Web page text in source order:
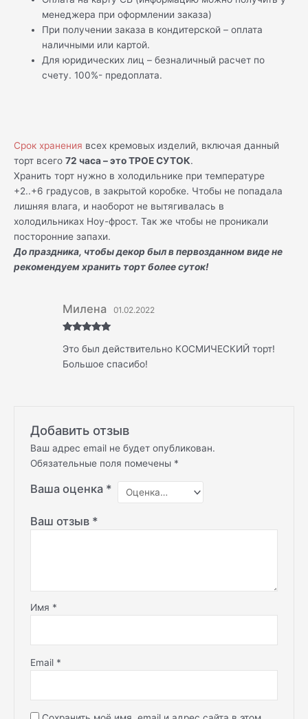
менеджера при оформлении заказа)
При получении заказа в кондитерской – оплата
наличными или картой.
Для юридических лиц – безналичный расчет по
счету. 100%- предоплата.
Срок хранения всех кремовых изделий, включая данный
торт всего 72 часа – это ТРОЕ СУТОК.
Хранить торт нужно в холодильнике при температуре
+2..+6 градусов, в закрытой коробке. Чтобы не попадала
лишняя влага, и наоборот не вытягивалась в
холодильниках Ноу-фрост. Так же чтобы не проникали
посторонние запахи.
До праздника, чтобы декор был в первозданном виде не
рекомендуем хранить торт более суток!
из 5
Милена 01.02.2022
Это был действительно КОСМИЧЕСКИЙ торт!
Большое спасибо!
Добавить отзыв
Ваш адрес email не будет опубликован.
Обязательные поля помечены *
Ваша оценка *
Ваш отзыв *
Имя *
Email *